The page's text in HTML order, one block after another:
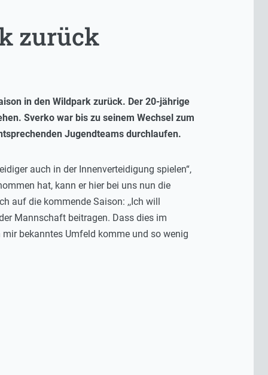
zurück
in den Wildpark zurück. Der 20-jährige
Sverko war bis zu seinem Wechsel zum
Jugendteams durchlaufen.
auch in der Innenverteidigung spielen“,
hat, kann er hier bei uns nun die
auf die kommende Saison: ,,Ich will
Mannschaft beitragen. Dass dies im
bekanntes Umfeld komme und so wenig